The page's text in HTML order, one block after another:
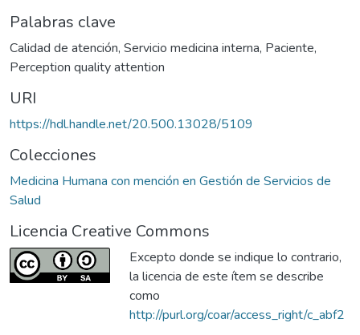
Palabras clave
Calidad de atención, Servicio medicina interna, Paciente,
Perception quality attention
URI
https://hdl.handle.net/20.500.13028/5109
Colecciones
Medicina Humana con mención en Gestión de Servicios de
Salud
Licencia Creative Commons
Excepto donde se indique lo contrario,
la licencia de este ítem se describe
como
http://purl.org/coar/access_right/c_abf2